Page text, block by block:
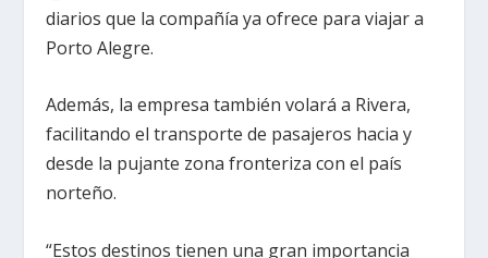
diarios que la compañía ya ofrece para viajar a
Porto Alegre.
Además, la empresa también volará a Rivera,
facilitando el transporte de pasajeros hacia y
desde la pujante zona fronteriza con el país
norteño.
“Estos destinos tienen una gran importancia